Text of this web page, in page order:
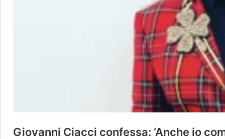
Giovanni Ciacci confessa: ‘Anche io